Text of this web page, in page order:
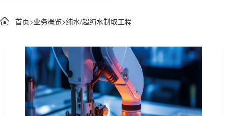
首页>业务概览>纯水/超纯水制取工程